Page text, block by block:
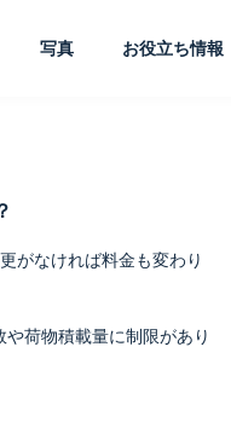
写真 お役立ち情報
がなければ料金も変わり
荷物積載量に制限があり